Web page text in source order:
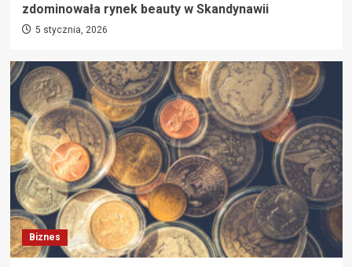
zdominowała rynek beauty w Skandynawii
5 stycznia, 2026
Biznes